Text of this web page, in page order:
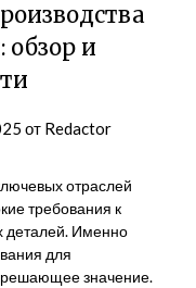
и
от Redactor
отраслей
требования к
деталей. Именно
для
значение.